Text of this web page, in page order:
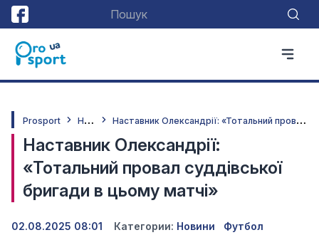
Prosport Н
овини Н
аставник Олександрії: «Тотальний провал суддівської бригади в цьому матчі»
Наставник Олександрії:
«Тотальний провал суддівської
бригади в цьому матчі»
02.08.2025 08:01 Категории: Новини Футбол